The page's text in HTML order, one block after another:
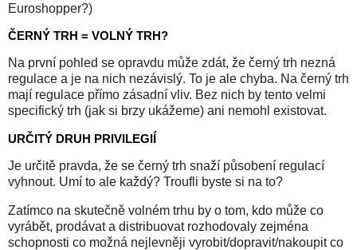
Euroshopper?)
ČERNÝ TRH = VOLNÝ TRH?
Na první pohled se opravdu může zdát, že černý trh nezná
regulace a je na nich nezávislý. To je ale chyba. Na černý trh
mají regulace přímo zásadní vliv. Bez nich by tento velmi
specifický trh (jak si brzy ukážeme) ani nemohl existovat.
URČITÝ DRUH PRIVILEGIÍ
Je určitě pravda, že se černý trh snaží působení regulací
vyhnout. Umí to ale každý? Troufli byste si na to?
Zatímco na skutečně volném trhu by o tom, kdo může co
vyrábět, prodávat a distribuovat rozhodovaly zejména
schopnosti co možná nejlevněji vyrobit/dopravit/nakoupit co